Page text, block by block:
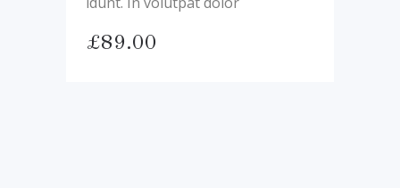
£89.00